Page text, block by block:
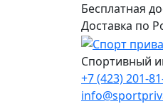
Бесплатная
Доставка по
Спортивный
+7 (423) 201-